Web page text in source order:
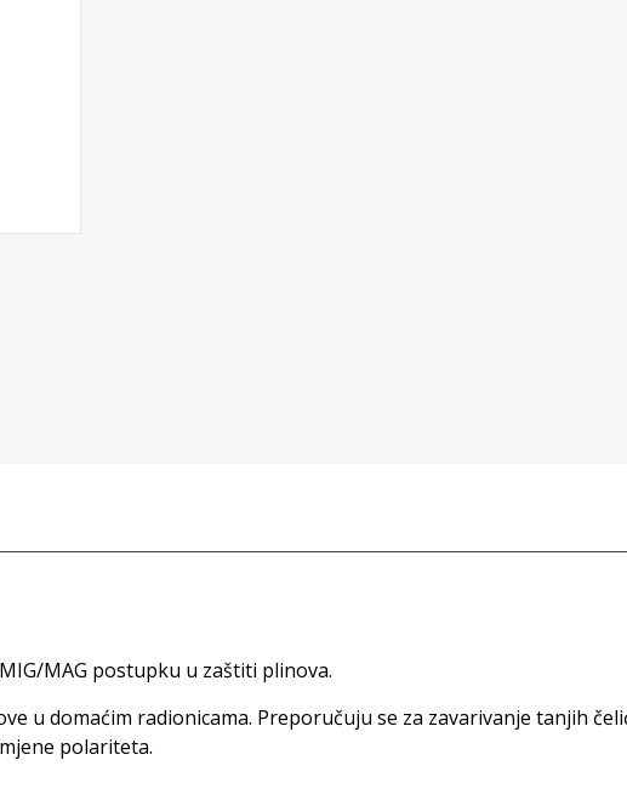
MAG postupku u zaštiti plinova.
u domaćim radionicama. Preporučuju se za zavarivanje tanjih
polariteta.